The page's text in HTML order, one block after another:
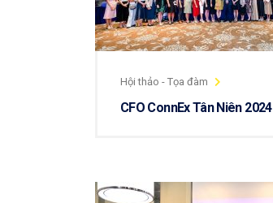
Hội thảo - Tọa đàm
CFO ConnEx Tân Niên 2024